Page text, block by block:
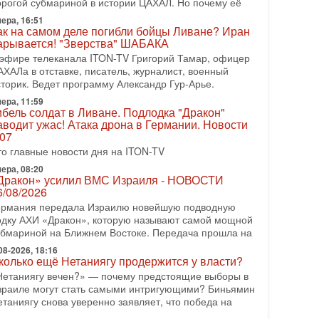
2026, 17:50
голос» Израиля: кто заберет его на этот
русскоязычных репатриантов не раз кардинально
политический ландшафт Израиля. Достаточно
взлет партии «Исраэль ба-алия», когда
2026, 17:00
закрытых дверей: о чём на самом деле
Трамп и Нетаньяху?
визит премьер-министра Израиля Биньямина
в США и его встреча с Дональдом Трампом
больше вопросов, чем ответов. Полная
07-2026, 15:18
готовит покушение на Нетаниягу! Трамп не
эскалации, но КСИР готовит взрыв!
телеканала ITON-TV СЕРГЕЙ МИГДАЛЬ,
по вопросам безопасности, офицер запаса
управления полиции Израиля, автор
07-2026, 09:02
за разоружение ХАМАСа - НОВОСТИ
07/2026
президент США Дональд Трамп заявил о
16:51
на самом деле погибли бойцы Ливане? Иран
"Зверства" ШАБАКА
телеканала ITON-TV Григорий Тамар, офицер
в отставке, писатель, журналист, военный
Ведет программу Александр Гур-Арье.
11:59
солдат в Ливане. Подлодка "Дракон"
ужас! Атака дрона в Германии. Новости
главные новости дня на ITON-TV
08:20
усилил ВМС Израиля - НОВОСТИ
08/2026
передала Израилю новейшую подводную
АХИ «Дракон», которую называют самой мощной
на Ближнем Востоке. Передача прошла на
2026, 18:16
ещё Нетаниягу продержится у власти?
вечен?» — почему предстоящие выборы в
могут стать самыми интригующими? Биньямин
снова уверенно заявляет, что победа на